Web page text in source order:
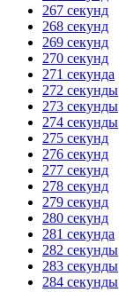
267 секунд
268 секунд
269 секунд
270 секунд
271 секунда
272 секунды
273 секунды
274 секунды
275 секунд
276 секунд
277 секунд
278 секунд
279 секунд
280 секунд
281 секунда
282 секунды
283 секунды
284 секунды